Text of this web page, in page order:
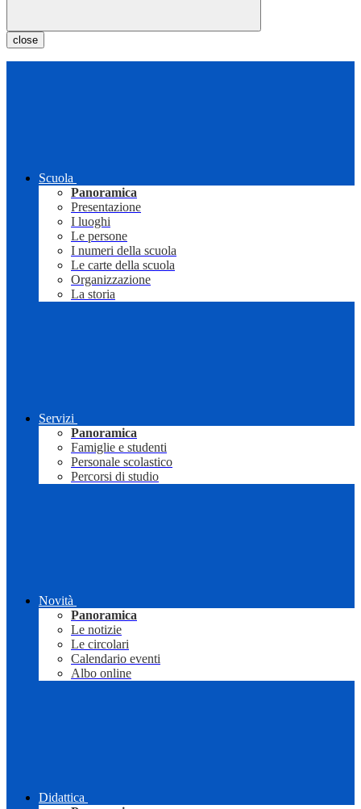
close
Scuola
Panoramica
Presentazione
I luoghi
Le persone
I numeri della scuola
Le carte della scuola
Organizzazione
La storia
Servizi
Panoramica
Famiglie e studenti
Personale scolastico
Percorsi di studio
Novità
Panoramica
Le notizie
Le circolari
Calendario eventi
Albo online
Didattica